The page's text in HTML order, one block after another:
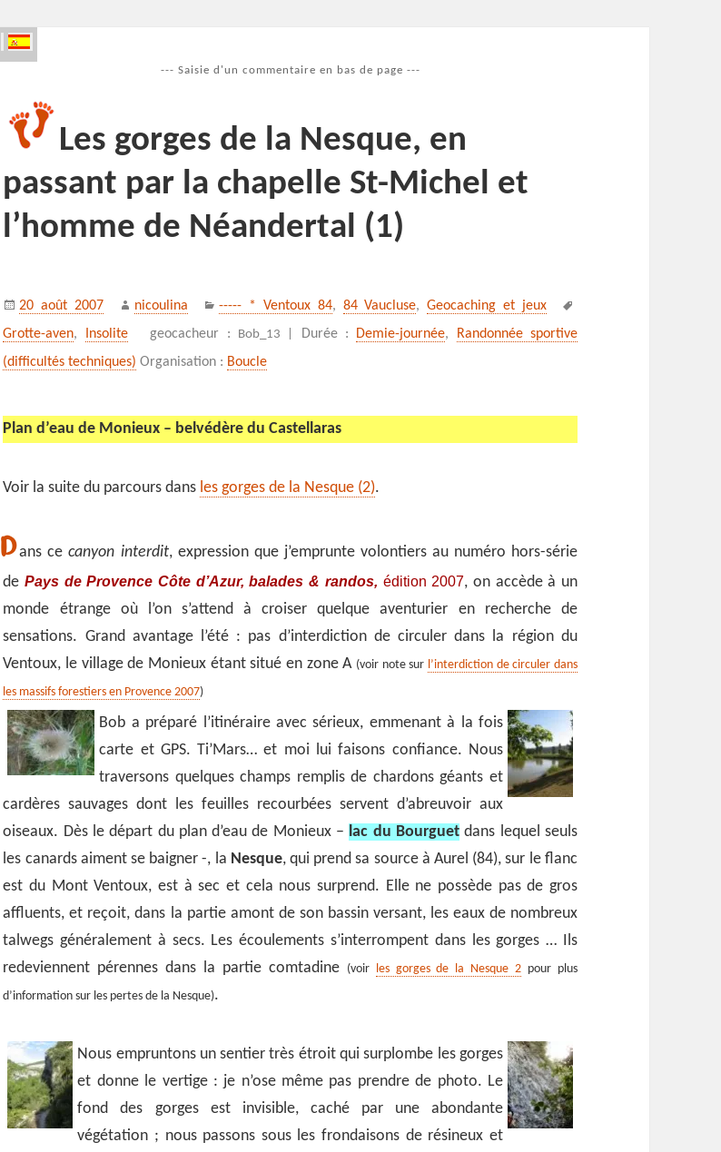
--- Saisie d'un commentaire en bas de page ---
Les gorges de la Nesque, en
passant par la chapelle St-Michel et
l’homme de Néandertal (1)
Publié
le
20 août 2007 Auteur
nicoulina Catégories
----- * Ventoux 84, 84 Vaucluse,Geocaching et jeux
Grotte-aven, Insolite geocacheur : Bob_13 | Durée : Demie-journée,
Randonnée sportive
(difficultés techniques) Organisation : Boucle
Plan d’eau de Monieux – belvédère du Castellaras
Voir la suite du parcours dans les gorges de la Nesque (2).
Dans cecanyon interdit, expression que j’emprunte volontiers au numéro hors-série
dePays de Provence Côte d’Azur, balades & randos, édition 2007, on accède à un
monde étrange où l’on s’attend à croiser quelque aventurier en recherche de
sensations. Grand avantage l’été : pas d’interdiction de circuler dans la région du
Ventoux, le village de Monieux étant situé en zone A (voir note sur l’interdiction de circuler dans
les massifs forestiers en Provence 2007)
Bob a préparé l’itinéraire avec sérieux, emmenant à la fois
carte et GPS. Ti’Mars… et moi lui faisons confiance. Nous
traversons quelques champs remplis de chardons géants et
cardères sauvages dont les feuilles recourbées servent d’abreuvoir aux
oiseaux. Dès le départ du plan d’eau de Monieux – lac du Bourguet dans lequel seuls
les canards aiment se baigner -, la Nesque, qui prend sa source à Aurel (84), sur le flanc
est du Mont Ventoux, est à sec et cela nous surprend. Elle ne possède pas de gros
affluents, et reçoit, dans la partie amont de son bassin versant, les eaux de nombreux
talwegs généralement à secs. Les écoulements s’interrompent dans les gorges … Ils
redeviennent pérennes dans la partie comtadine (voir les gorges de la Nesque 2 pour plus
d’information sur les pertes de la Nesque).
Nous empruntons un sentier très étroit qui surplombe les gorges
et donne le vertige : je n’ose même pas prendre de photo. Le
fond des gorges est invisible, caché par une abondante
végétation ; nous passons sous les frondaisons de résineux et